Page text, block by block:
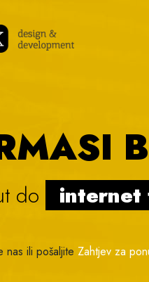
do internet
nas ili pošaljite Zahtjev za